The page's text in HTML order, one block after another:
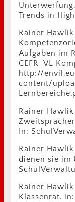
Trends in
Rainer
Aufgaben im
CEFR_VL
http://
content/
Rainer
In:
Rainer
dienen sie im
Rainer
Klassenrat.